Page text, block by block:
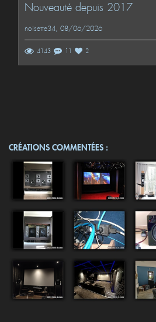
Nouveauté depuis 2017
noisette34, 08/06/2026
4143 11 2
CRÉATIONS COMMENTÉES :